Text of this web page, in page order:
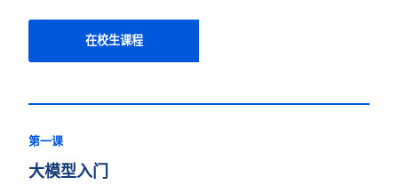
在校生课程
第一课
大模型入门